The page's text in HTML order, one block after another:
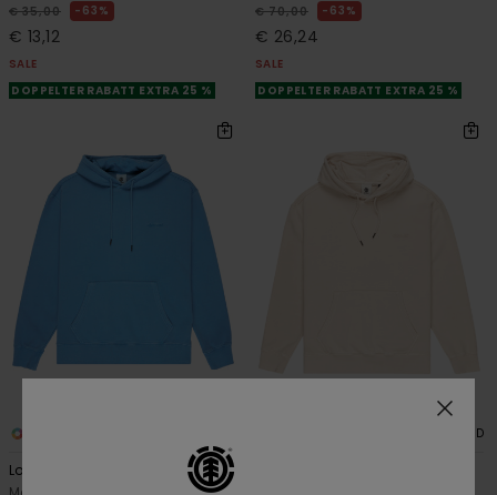
€ 35,00 63%
€ 13,12
SALE
DOPPELTER RABATT EXTRA 25 %
€ 70,00 63%
€ 26,24
SALE
DOPPELTER RABATT EXTRA 25 %
Lowcase Pigment
RECYCLED